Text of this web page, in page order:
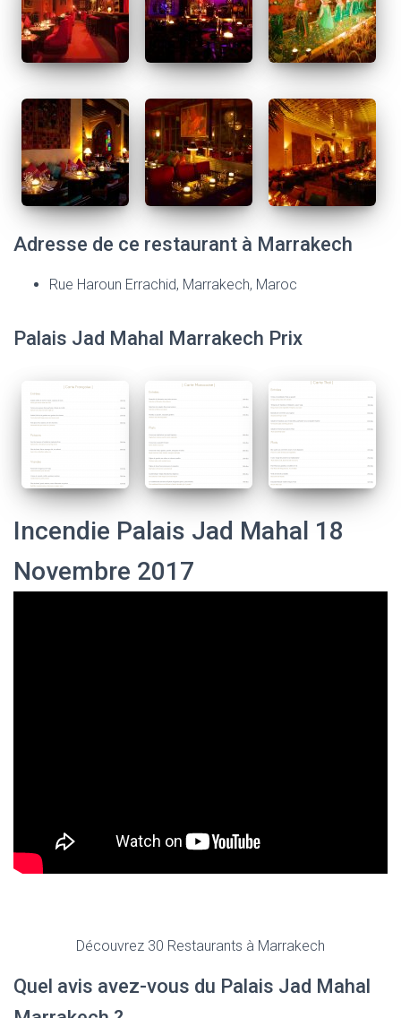
Adresse de ce restaurant à Marrakech
Rue Haroun Errachid, Marrakech, Maroc
Palais Jad Mahal Marrakech Prix
Incendie Palais Jad Mahal 18
Novembre 2017
Découvrez 30 Restaurants à Marrakech
Quel avis avez-vous du Palais Jad Mahal